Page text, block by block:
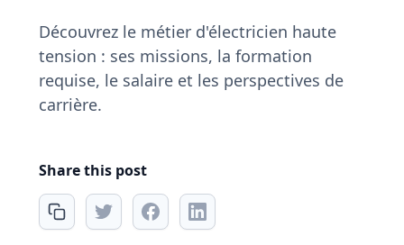
Découvrez le métier d'électricien haute
tension : ses missions, la formation
requise, le salaire et les perspectives de
carrière.
Share this post